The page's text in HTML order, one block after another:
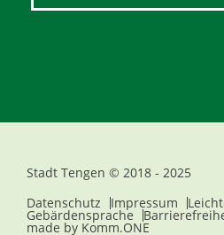
Stadt Tengen © 2018 - 2025
Datenschutz
Impressum
Gebärdensprache
made by Komm.ONE